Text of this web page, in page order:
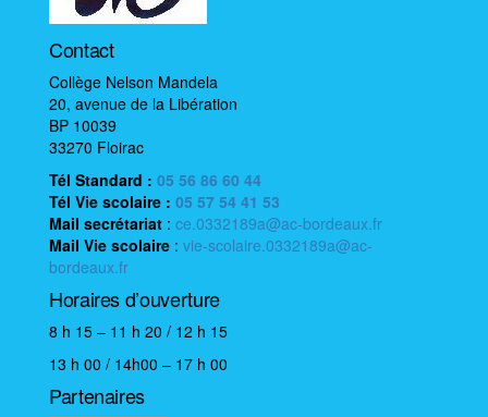
Contact
Collège Nelson Mandela
20, avenue de la Libération
BP 10039
33270 Floirac
Tél Standard : 05 56 86 60 44
Tél Vie scolaire : 05 57 54 41 53
Mail secrétariat : ce.0332189a@ac-bordeaux.fr
Mail Vie scolaire : vie-scolaire.0332189a@ac-
bordeaux.fr
Horaires d’ouverture
8 h 15 – 11 h 20 / 12 h 15
13 h 00 / 14h00 – 17 h 00
Partenaires